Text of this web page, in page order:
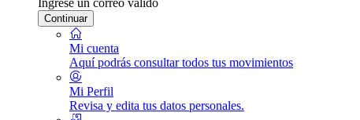
Continuar
Mi cuenta
Aquí podrás consultar todos tus movimientos
Mi Perfil
Revisa y edita tus datos personales.